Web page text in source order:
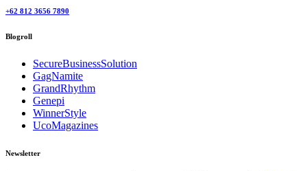
+62 812 3656 7890
Blogroll
SecureBusinessSolution
GagNamite
GrandRhythm
Genepi
WinnerStyle
UcoMagazines
Newsletter